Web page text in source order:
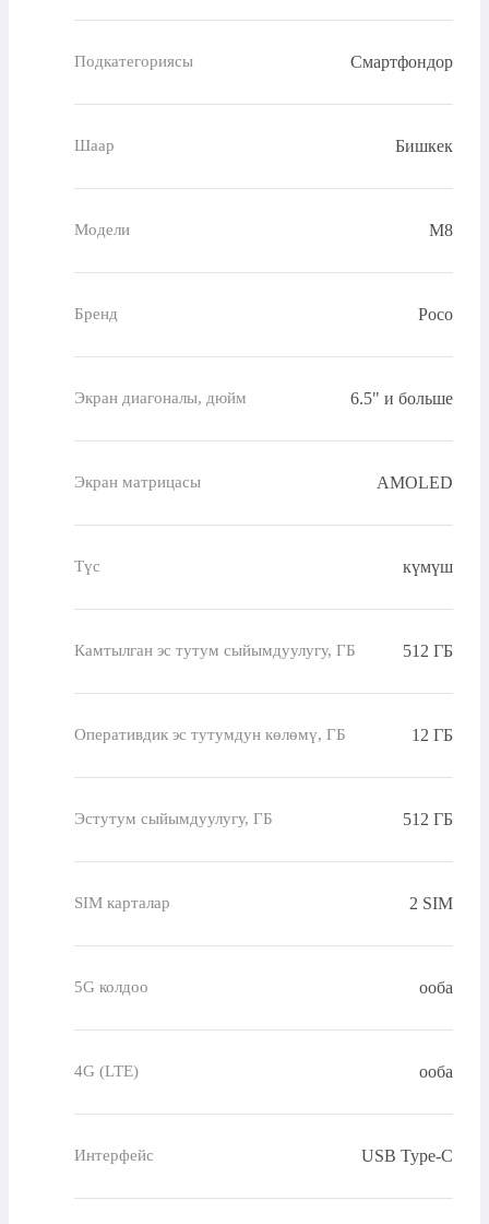
Подкатегориясы Смартфондор
Шаар Бишкек
Модели M8
Бренд Poco
Экран диагоналы, дюйм 6.5" и больше
Экран матрицасы AMOLED
Түс күмүш
Камтылган эс тутум сыйымдуулугу, ГБ 512 ГБ
Оперативдик эс тутумдун көлөмү, ГБ 12 ГБ
Эстутум сыйымдуулугу, ГБ 512 ГБ
SIM карталар 2 SIM
5G колдоо ооба
4G (LTE) ооба
Интерфейс USB Type-C